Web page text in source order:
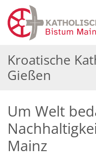
Zum Inhalt springen
Kroatische
Gießen
Um Welt
Mainz